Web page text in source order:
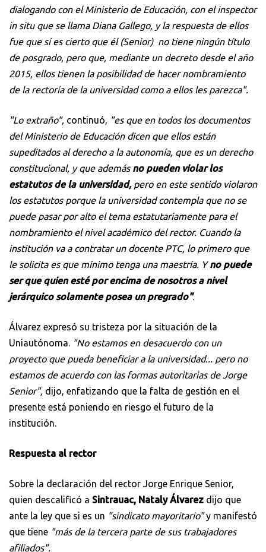
dialogando con el Ministerio de Educación, con el inspector
in situ que se llama Diana Gallego, y la respuesta de ellos
fue que sí es cierto que él (Senior) no tiene ningún título
de posgrado, pero que, mediante un decreto desde el año
2015, ellos tienen la posibilidad de hacer nombramiento
de la rectoría de la universidad como a ellos les parezca".
"Lo extraño", continuó, "es que en todos los documentos
del Ministerio de Educación dicen que ellos están
supeditados al derecho a la autonomía, que es un derecho
constitucional, y que ademásno pueden violar los
estatutos de la universidad, pero en este sentido violaron
los estatutos porque la universidad contempla que no se
puede pasar por alto el tema estatutariamente para el
nombramiento el nivel académico del rector. Cuando la
institución va a contratar un docente PTC, lo primero que
le solicita es que mínimo tenga una maestría. Yno puede
ser que quien esté por encima de nosotros a nivel
jerárquico solamente posea un pregrado".
Álvarez expresó su tristeza por la situación de la
Uniautónoma. "No estamos en desacuerdo con un
proyecto que pueda beneficiar a la universidad... pero no
estamos de acuerdo con las formas autoritarias de Jorge
Senior", dijo, enfatizando que la falta de gestión en el
presente está poniendo en riesgo el futuro de la
institución.
Respuesta al rector
Sobre la declaración del rector Jorge Enrique Senior,
quien descalificó a Sintrauac, Nataly Álvarez dijo que
ante la ley que si es un "sindicato mayoritario"y manifestó
que tiene "más de la tercera parte de sus trabajadores
afiliados".